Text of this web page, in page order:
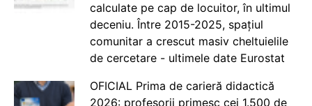
calculate pe cap de locuitor, în ultimul
deceniu. Între 2015-2025, spațiul
comunitar a crescut masiv cheltuielile
de cercetare - ultimele date Eurostat
OFICIAL Prima de carieră didactică
2026: profesorii primesc cei 1.500 de